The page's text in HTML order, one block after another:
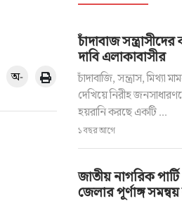
অ-
চাঁদাবাজ
দাবি এলাকাবাসীর
চাঁদাবাজি, সন্ত্রাস, মিথ্যা
দেখিয়ে নিরীহ
হয়রানি করছে একটি ...
১ বছর আগে
জাতীয় নাগরিক
জেলার পূর্ণাঙ্গ